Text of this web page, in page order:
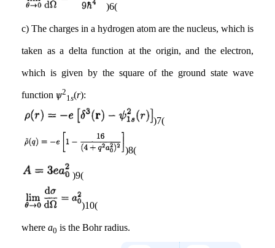
(6)
c) The charges in a hydrogen atom are the nucleus, which is
taken as a delta function at the origin, and the electron,
which is given by the square of the ground state wave
function ѱ2
1s(r ):
(7)
(8)
(9)
(10)
where a0 is the Bohr radius.